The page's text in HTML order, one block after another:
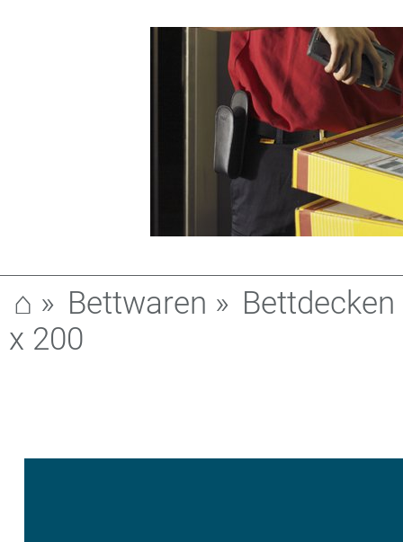
⌂ » Bettwaren » Bettdecken
x 200